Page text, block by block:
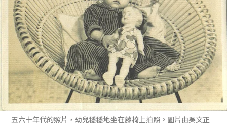
五六十年代的照片，幼兒穩穩地坐在藤椅上拍照。圖片由吳文正